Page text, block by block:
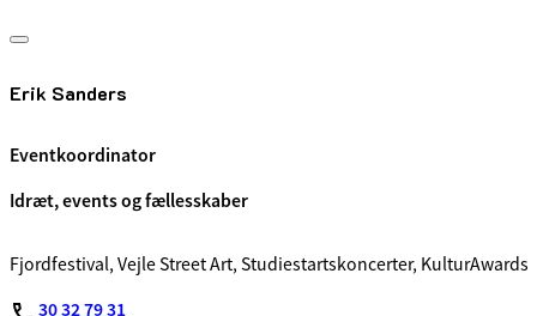
Erik Sanders
Eventkoordinator
Idræt, events og fællesskaber
Fjordfestival, Vejle Street Art, Studiestartskoncerter, KulturAwards
30 32 79 31